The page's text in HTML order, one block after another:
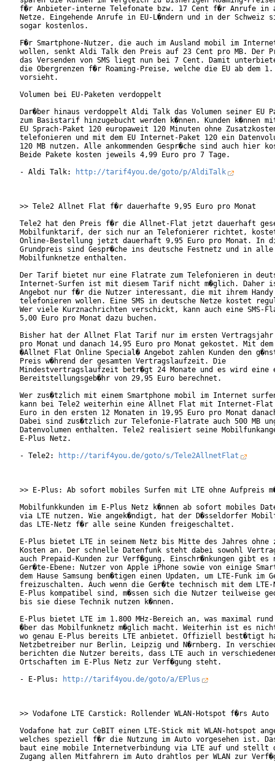
f�r Anbieter-interne Telefonate bzw. 17 Cent f�r Anrufe in
Netze. Eingehende Anrufe in EU-L�ndern und in der Schweiz
sogar kostenlos.
F�r Smartphone-Nutzer, die auch im Ausland mobil im
wollen, senkt Aldi Talk den Preis auf 23 Cent pro MB. Der
das Versenden von SMS liegt nun bei 7 Cent. Damit
die Obergrenzen f�r Roaming-Preise, welche die EU ab dem
vorsieht.
Volumen bei EU-Paketen verdoppelt
Dar�ber hinaus verdoppelt Aldi Talk das Volumen seiner EU
zum Basistarif hinzugebucht werden k�nnen. Kunden k�nnen
EU Sprach-Paket 120 europaweit 120 Minuten ohne
telefonieren und mit dem EU Internet-Paket 120 ein
120 MB nutzen. Alle ankommenden Gespr�che sind auch hier
Beide Pakete kosten jeweils 4,99 Euro pro 7 Tage.
- Aldi Talk:
http://tarif4you.de/goto/p/AldiTalk
>> Tele2 Allnet Flat f�r dauerhafte 9,95 Euro pro Monat
Tele2 hat den Preis f�r die Allnet-Flat jetzt dauerhaft
Mobilfunktarif, der sich nur an Telefonierer richtet,
Online-Bestellung jetzt dauerhaft 9,95 Euro pro Monat. In
Grundpreis sind Gespr�che ins deutsche Festnetz und in alle
Mobilfunknetze enthalten.
Der Tarif bietet nur eine Flatrate zum Telefonieren in
Internet-Surfen ist mit diesem Tarif nicht m�glich. Daher
Angebot nur f�r die Nutzer interessant, die mit ihrem
telefonieren wollen. Eine SMS in deutsche Netze kostet
Wer viele Kurznachrichten verschickt, kann auch eine SMS-
5,00 Euro pro Monat dazu buchen.
Bisher hat der Allnet Flat Tarif nur im ersten Vertragsjahr
pro Monat und danach 14,95 Euro pro Monat gekostet. Mit
�Allnet Flat Online Special� Angebot zahlen Kunden den
Preis w�hrend der gesamten Vertragslaufzeit. Die
Mindestvertragslaufzeit betr�gt 24 Monate und es wird eine
Bereitstellungsgeb�hr von 29,95 Euro berechnet.
Wer zus�tzlich mit einem Smartphone mobil im Internet
kann bei Tele2 weiterhin eine Allnet Flat mit Internet-
Euro in den ersten 12 Monaten in 19,95 Euro pro Monat
Dabei sind zus�tzlich zur Telefonie-Flatrate auch 500 MB
Datenvolumen enthalten. Tele2 realisiert seine
E-Plus Netz.
- Tele2:
http://tarif4you.de/goto/s/Tele2AllnetFlat
>> E-Plus: Ab sofort mobiles Surfen mit LTE ohne Aufpreis
Mobilfunkkunden im E-Plus Netz k�nnen ab sofort mobiles
via LTE nutzen. Wie angek�ndigt, hat der D�sseldorfer
das LTE-Netz f�r alle seine Kunden freigeschaltet.
E-Plus bietet LTE in seinem Netz bis Mitte des Jahres ohne
Kosten an. Der schnelle Datenfunk steht dabei sowohl
auch Prepaid-Kunden zur Verf�gung. Einschr�nkungen gibt
Ger�te-Ebene: Nutzer von Apple iPhone sowie von einige
dem Hause Samsung ben�tigen einen Updaten, um LTE-Funk im
freizuschalten. Auch wenn die Ger�te technisch mit dem LTE-
E-Plus kompatibel sind, m�ssen sich die Nutzer teilweise
bis sie diese Technik nutzen k�nnen.
E-Plus bietet LTE im 1.800 MHz-Bereich an, was maximal
�ber das Mobilfunknetz m�glich macht. Weiterhin ist es
wo genau E-Plus bereits LTE anbietet. Offiziell best�tigt
Netzbetreiber nur Berlin, Leipzig und N�rnberg. In
berichten die Nutzer bereits, dass LTE auch in
Ortschaften im E-Plus Netz zur Verf�gung steht.
- E-Plus:
http://tarif4you.de/goto/a/EPlus
>> Vodafone LTE Carstick: Rollender WLAN-Hotspot f�rs Auto
Vodafone hat zur CeBIT einen LTE-Stick mit WLAN-hotspot
welches speziell f�r die Nutzung im Auto vorgesehen ist.
baut eine mobile Internetverbindung via LTE auf und stellt
Zugang allen Mitfahrern im Auto drahtlos per WLAN zur